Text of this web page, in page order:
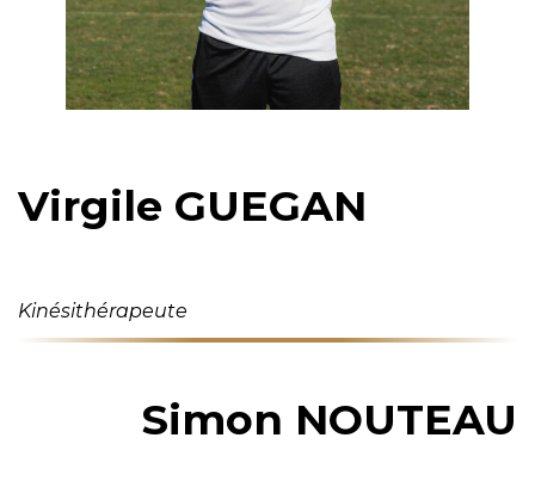
Virgile GUEGAN
Kinésithérapeute
Simon NOUTEAU